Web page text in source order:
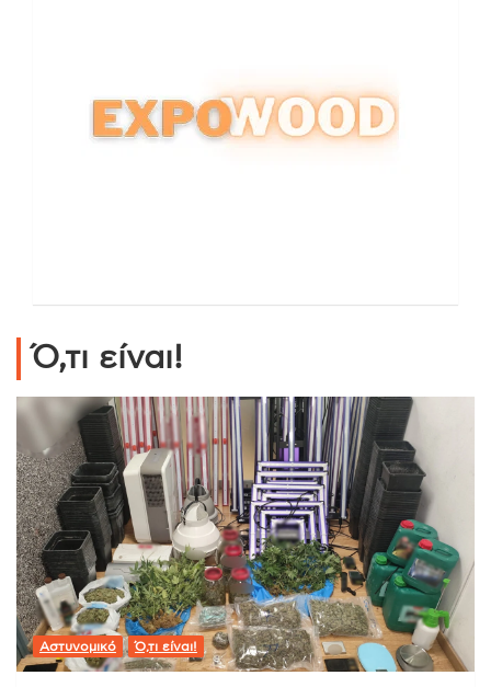
Ό,τι είναι!
Αστυνομικό Ό,τι είναι!